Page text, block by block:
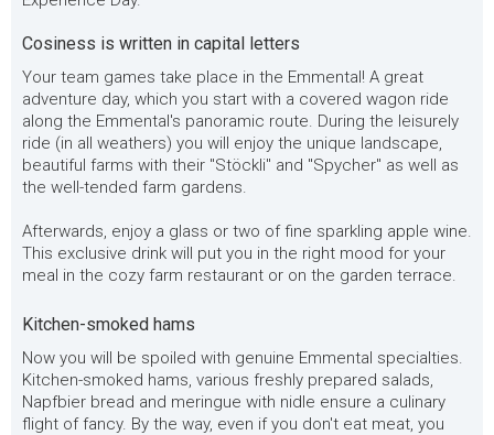
Cosiness is written in capital letters
Your team games take place in the Emmental! A great
adventure day, which you start with a covered wagon ride
along the Emmental's panoramic route. During the leisurely
ride (in all weathers) you will enjoy the unique landscape,
beautiful farms with their "Stöckli" and "Spycher" as well as
the well-tended farm gardens.
Afterwards, enjoy a glass or two of fine sparkling apple wine.
This exclusive drink will put you in the right mood for your
meal in the cozy farm restaurant or on the garden terrace.
Kitchen-smoked hams
Now you will be spoiled with genuine Emmental specialties.
Kitchen-smoked hams, various freshly prepared salads,
Napfbier bread and meringue with nidle ensure a culinary
flight of fancy. By the way, even if you don't eat meat, you